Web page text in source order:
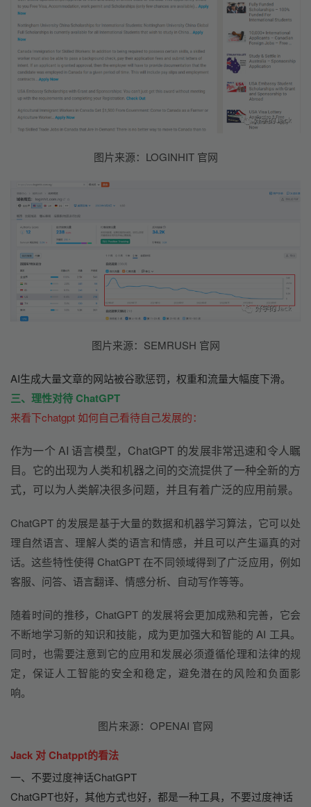
图片来源：LOGINHIT 官网
图片来源：SEMRUSH 官网
AI生成大量文章的网站被谷歌惩罚，权重和流量大幅度下滑。
三、理性对待 ChatGPT
来看下chatgpt 如何自己看待自己发展的：
作为一个 AI 语言模型，ChatGPT 的发展非常迅速和令人瞩
目。它的出现为人类和机器之间的交流提供了一种全新的方
式，可以为人类解决很多问题，并且有着广泛的应用前景。
ChatGPT 的发展是基于大量的数据和机器学习算法，它可以处
理自然语言、理解人类的语言和情感，并且可以产生逼真的对
话。这些特性使得 ChatGPT 在不同领域得到了广泛应用，例如
客服、问答、语言翻译、情感分析、自动写作等等。
随着时间的推移，ChatGPT 的发展将会更加成熟和完善，它会
不断地学习新的知识和技能，成为更加强大和智能的 AI 工具。
同时，也需要注意到它的应用和发展必须遵循伦理和法律的规
定，保证人工智能的安全和稳定，避免潜在的风险和负面影
响。
图片来源： OPENAI 官网
Jack 对 Chatppt的看法
一、不要过度神话ChatGPT
ChatGPT也好，其他方式也好，都是一种工具，不要过度神话